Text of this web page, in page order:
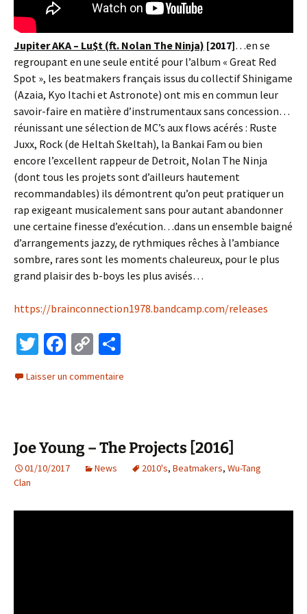
Jupiter AKA – Lu$t (ft. Nolan The Ninja) [2017]…en se
regroupant en une seule entité pour l’album « Great Red
Spot », les beatmakers français issus du collectif Shinigame
(Azaia, Kyo Itachi et Astronote) ont mis en commun leur
savoir-faire en matière d’instrumentaux sans concession…
réunissant une sélection de MC’s aux flows acérés : Ruste
Juxx, Rock (de Heltah Skeltah), la Bankai Fam ou bien
encore l’excellent rappeur de Detroit, Nolan The Ninja
(dont tous les projets sont d’ailleurs hautement
recommandables) ils démontrent qu’on peut pratiquer un
rap exigeant musicalement sans pour autant abandonner
une certaine finesse d’exécution…dans un ensemble baigné
d’arrangements jazzy, de rythmiques rêches à l’ambiance
sombre, rares sont les moments chaleureux, pour le plus
grand plaisir des b-boys les plus avisés…
https://brainconnection1978.bandcamp.com/releases
T
tt
Fa
b
k
C
p
n
k
ta
Laisser un commentaire
Joe Young – The Projects [2016]
01/10/2017 News 2010's, Beatmakers, Wu-Tang
Clan